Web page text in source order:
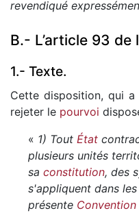
revendiqué
B.- L’article 93 de
1.- Texte.
Cette disposition, qui a
rejeter le pourvoi
« 1) Tout État
plusieurs unités
sa constitution, des
s'appliquent dans
présente Convention